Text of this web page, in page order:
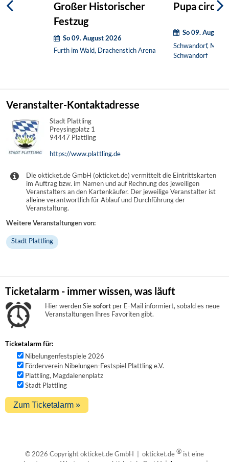
Großer Historischer
Festzug
So 09. August 2026
Furth im Wald, Drachenstich Arena
Pupa circi
So 09. August
Schwandorf,
Schwandorf
Veranstalter-Kontaktadresse
Stadt Plattling
Preysingplatz 1
94447 Plattling
https://www.plattling.de
Die okticket.de GmbH (okticket.de) vermittelt die Eintrittskarten
im Auftrag bzw. im Namen und auf Rechnung des jeweiligen
Veranstalters an den Kartenkäufer. Der jeweilige Veranstalter ist
alleine verantwortlich für Ablauf und Durchführung der
Veranstaltung.
Weitere Veranstaltungen von:
Stadt Plattling
Ticketalarm - immer wissen, was läuft
Hier werden Siesofort per E-Mail informiert, sobald es neue
Veranstaltungen Ihres Favoriten gibt.
Ticketalarm für:
Nibelungenfestspiele 2026
Förderverein Nibelungen-Festspiel Plattling e.V.
Plattling, Magdalenenplatz
Stadt Plattling
© 2026 Copyright okticket.de GmbH | okticket.de® ist eine